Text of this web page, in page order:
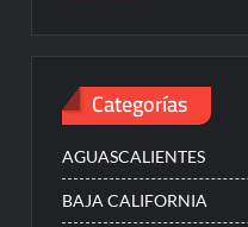
Categorías
AGUASCALIENTES
BAJA CALIFORNIA